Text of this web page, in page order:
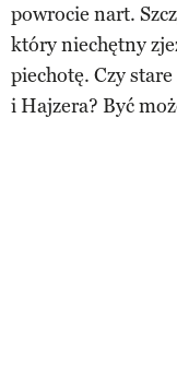
powrocie nart.
który niechętny
piechotę. Czy
i Hajzera? Być